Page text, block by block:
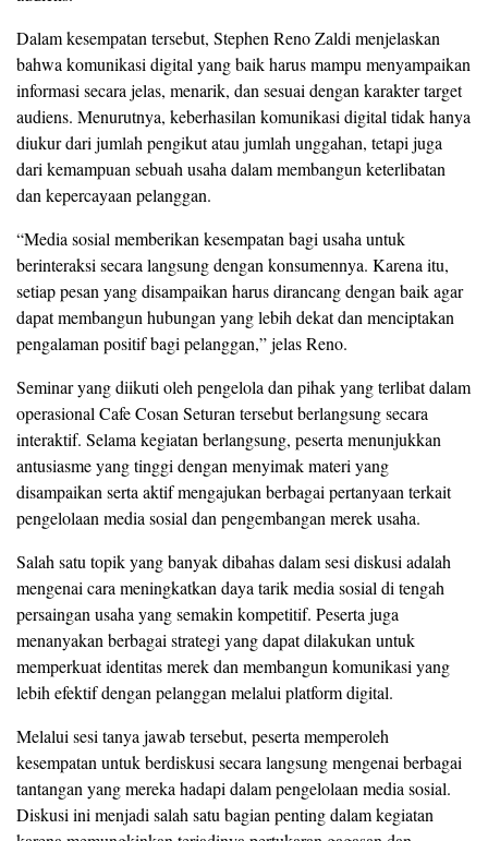
Dalam kesempatan tersebut, Stephen Reno Zaldi menjelaskan
bahwa komunikasi digital yang baik harus mampu menyampaikan
informasi secara jelas, menarik, dan sesuai dengan karakter target
audiens. Menurutnya, keberhasilan komunikasi digital tidak hanya
diukur dari jumlah pengikut atau jumlah unggahan, tetapi juga
dari kemampuan sebuah usaha dalam membangun keterlibatan
dan kepercayaan pelanggan.
“Media sosial memberikan kesempatan bagi usaha untuk
berinteraksi secara langsung dengan konsumennya. Karena itu,
setiap pesan yang disampaikan harus dirancang dengan baik agar
dapat membangun hubungan yang lebih dekat dan menciptakan
pengalaman positif bagi pelanggan,” jelas Reno.
Seminar yang diikuti oleh pengelola dan pihak yang terlibat dalam
operasional Cafe Cosan Seturan tersebut berlangsung secara
interaktif. Selama kegiatan berlangsung, peserta menunjukkan
antusiasme yang tinggi dengan menyimak materi yang
disampaikan serta aktif mengajukan berbagai pertanyaan terkait
pengelolaan media sosial dan pengembangan merek usaha.
Salah satu topik yang banyak dibahas dalam sesi diskusi adalah
mengenai cara meningkatkan daya tarik media sosial di tengah
persaingan usaha yang semakin kompetitif. Peserta juga
menanyakan berbagai strategi yang dapat dilakukan untuk
memperkuat identitas merek dan membangun komunikasi yang
lebih efektif dengan pelanggan melalui platform digital.
Melalui sesi tanya jawab tersebut, peserta memperoleh
kesempatan untuk berdiskusi secara langsung mengenai berbagai
tantangan yang mereka hadapi dalam pengelolaan media sosial.
Diskusi ini menjadi salah satu bagian penting dalam kegiatan